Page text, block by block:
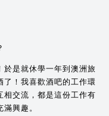
於是就休學一年到澳洲旅
了！我喜歡酒吧的工作環
相交流，都是這份工作有
興趣。